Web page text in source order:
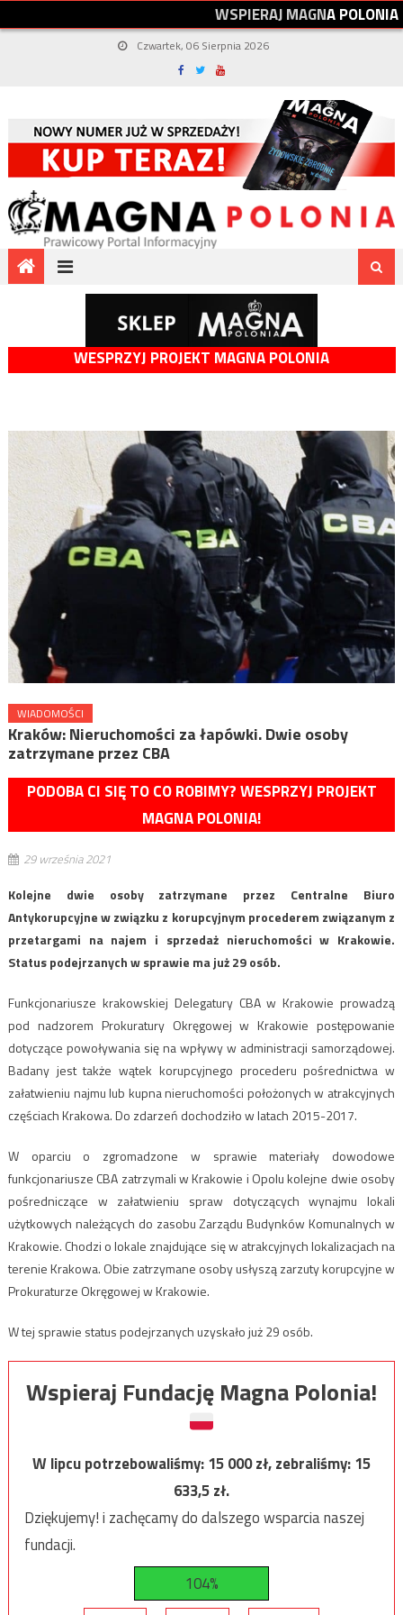
WSPIERAJMAGNAPOLONIA
Czwartek, 06 Sierpnia 2026
WESPRZYJ PROJEKT MAGNA POLONIA
WIADOMOŚCI
Kraków: Nieruchomości za łapówki. Dwie osoby
zatrzymane przez CBA
PODOBA CI SIĘ TO CO ROBIMY? WESPRZYJ PROJEKT
MAGNA POLONIA!
29 września 2021
Kolejne dwie osoby zatrzymane przez Centralne Biuro
Antykorupcyjne w związku z korupcyjnym procederem związanym z
przetargami na najem i sprzedaż nieruchomości w Krakowie.
Status podejrzanych w sprawie ma już 29 osób.
Funkcjonariusze krakowskiej Delegatury CBA w Krakowie prowadzą
pod nadzorem Prokuratury Okręgowej w Krakowie postępowanie
dotyczące powoływania się na wpływy w administracji samorządowej.
Badany jest także wątek korupcyjnego procederu pośrednictwa w
załatwieniu najmu lub kupna nieruchomości położonych w atrakcyjnych
częściach Krakowa. Do zdarzeń dochodziło w latach 2015-2017.
W oparciu o zgromadzone w sprawie materiały dowodowe
funkcjonariusze CBA zatrzymali w Krakowie i Opolu kolejne dwie osoby
pośredniczące w załatwieniu spraw dotyczących wynajmu lokali
użytkowych należących do zasobu Zarządu Budynków Komunalnych w
Krakowie. Chodzi o lokale znajdujące się w atrakcyjnych lokalizacjach na
terenie Krakowa. Obie zatrzymane osoby usłyszą zarzuty korupcyjne w
Prokuraturze Okręgowej w Krakowie.
W tej sprawie status podejrzanych uzyskało już 29 osób.
Wspieraj Fundację Magna Polonia!
W lipcu potrzebowaliśmy:15 000zł, zebraliśmy:15
633,5zł.
Dziękujemy! i zachęcamy do dalszego wsparcia naszej
fundacji.
104%